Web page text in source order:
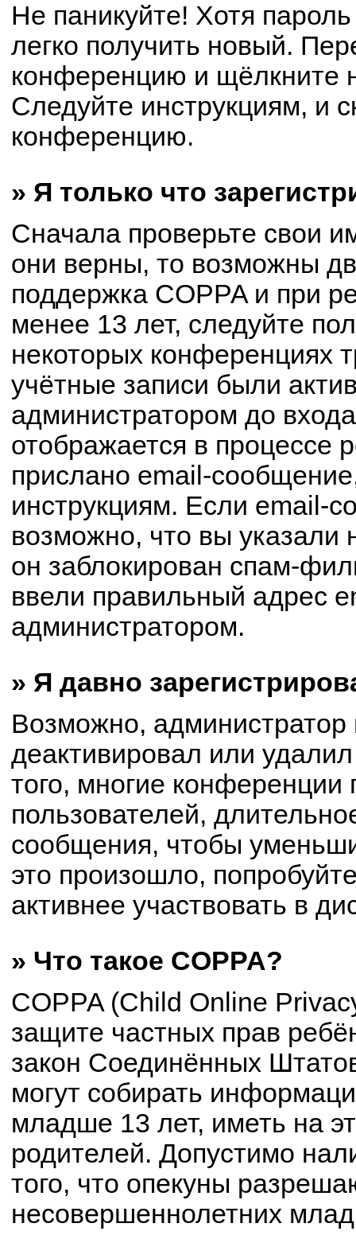
Не паникуйте! Хотя
легко получить новый.
конференцию и щёлкните
Следуйте инструкциям, и
конференцию.
» Я только что
Сначала проверьте свои
они верны, то возможны
поддержка COPPA и при
менее 13 лет, следуйте
некоторых конференциях
учётные записи были
администратором до
отображается в процессе
прислано email-
инструкциям. Если email-
возможно, что вы
он заблокирован спам-
ввели правильный адрес
администратором.
» Я давно
Возможно, администратор
деактивировал или
того, многие конференции
пользователей,
сообщения, чтобы
это произошло,
активнее участвовать в
» Что такое COPPA?
COPPA (Child Online
защите частных прав
закон Соединённых
могут собирать
младше 13 лет, иметь на
родителей. Допустимо
того, что опекуны
несовершеннолетних